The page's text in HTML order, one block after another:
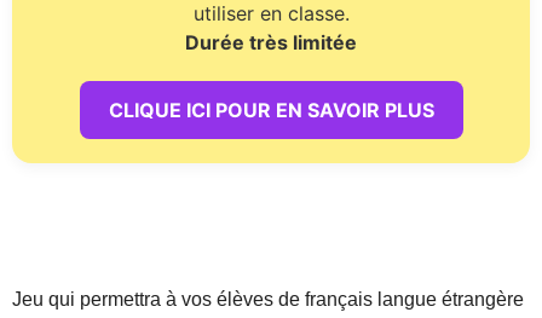
utiliser en classe.
Durée très limitée
CLIQUE ICI POUR EN SAVOIR PLUS
Jeu qui permettra à vos élèves de français langue étrangère